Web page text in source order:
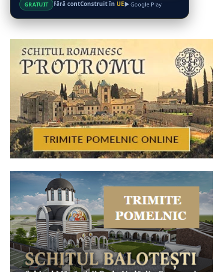
GRATUIT Fără contConstruit în UE Google Play